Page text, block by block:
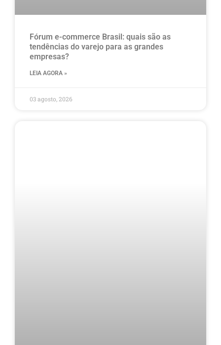
Fórum e-commerce Brasil: quais são as
tendências do varejo para as grandes
empresas?
LEIA AGORA »
03 agosto, 2026